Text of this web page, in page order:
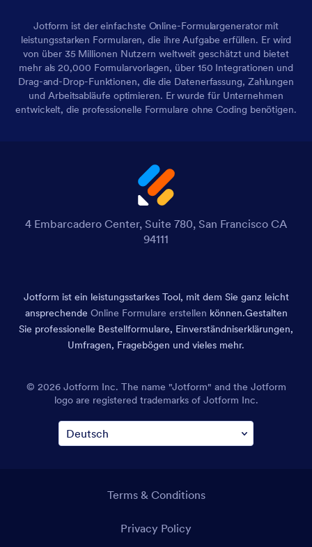
Jotform ist der einfachste Online-Formulargenerator mit
leistungsstarken Formularen, die ihre Aufgabe erfüllen. Er wird
von über 35 Millionen Nutzern weltweit geschätzt und bietet
mehr als 20,000 Formularvorlagen, über 150 Integrationen und
Drag-and-Drop-Funktionen, die die Datenerfassung, Zahlungen
und Arbeitsabläufe optimieren. Er wurde für Unternehmen
entwickelt, die professionelle Formulare ohne Coding benötigen.
4 Embarcadero Center, Suite 780, San Francisco CA
94111
Jotform ist ein leistungsstarkes Tool, mit dem Sie ganz leicht
ansprechende Online Formulare erstellen können.Gestalten
Sie professionelle Bestellformulare, Einverständniserklärungen,
Umfragen, Fragebögen und vieles mehr.
© 2026 Jotform Inc. The name "Jotform" and the Jotform
logo are registered trademarks of Jotform Inc.
Terms & Conditions
Privacy Policy